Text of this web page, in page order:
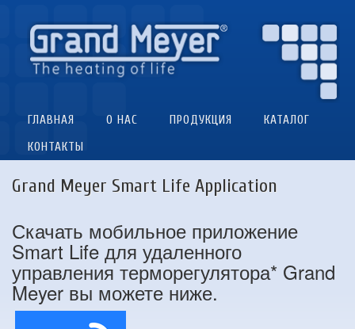
ГЛАВНАЯ О НАС ПРОДУКЦИЯ
КАТАЛОГ
КОНТАКТЫ
Grand Meyer Smart Life Application
Скачать мобильное приложение
Smart Life для удаленного
управления терморегулятора* Grand
Meyer вы можете ниже.